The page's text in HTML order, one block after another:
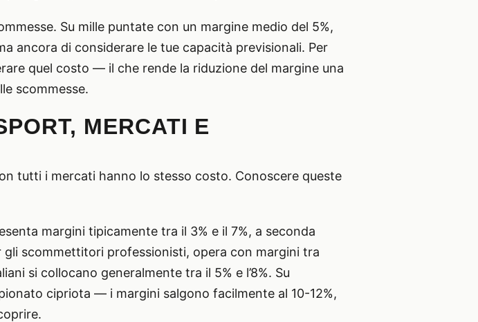
Su mille puntate con un margine medio del 5%,
ancora di considerare le tue capacità previsionali. Per
quel costo — il che rende la riduzione del margine una
scommesse.
MERCATI E
tutti i mercati hanno lo stesso costo. Conoscere queste
margini tipicamente tra il 3% e il 7%, a seconda
gli scommettitori professionisti, opera con margini tra
si collocano generalmente tra il 5% e l’8%. Su
cipriota — i margini salgono facilmente al 10-12%,